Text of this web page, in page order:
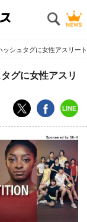
ッシュタグに女性アスリー
グに女性アスリ